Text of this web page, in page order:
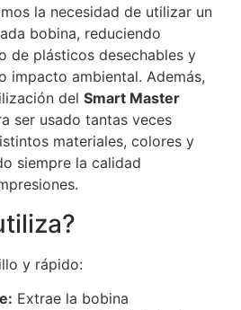
la necesidad de utilizar un
bobina, reduciendo
de plásticos desechables y
impacto ambiental. Además,
del Smart Master
ser usado tantas veces
materiales, colores y
siempre la calidad
y rápido:
Extrae la bobina